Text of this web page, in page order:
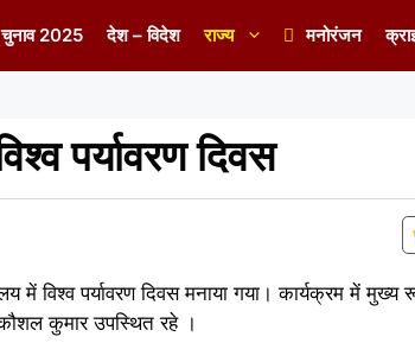
चुनाव 2025 देश – विदेश राज्य मनोरंजन
पर्यावरण दिवस
में विश्व पर्यावरण दिवस मनाया गया। कार्यक्रम में
कौशल कुमार उपस्थित रहे ।